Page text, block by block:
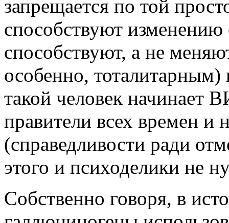
запрещается по той
способствуют
способствуют, а не
особенно, тоталитарным)
такой человек начинает
правители всех времен и
(справедливости ради
этого и психоделики не
Собственно говоря, в